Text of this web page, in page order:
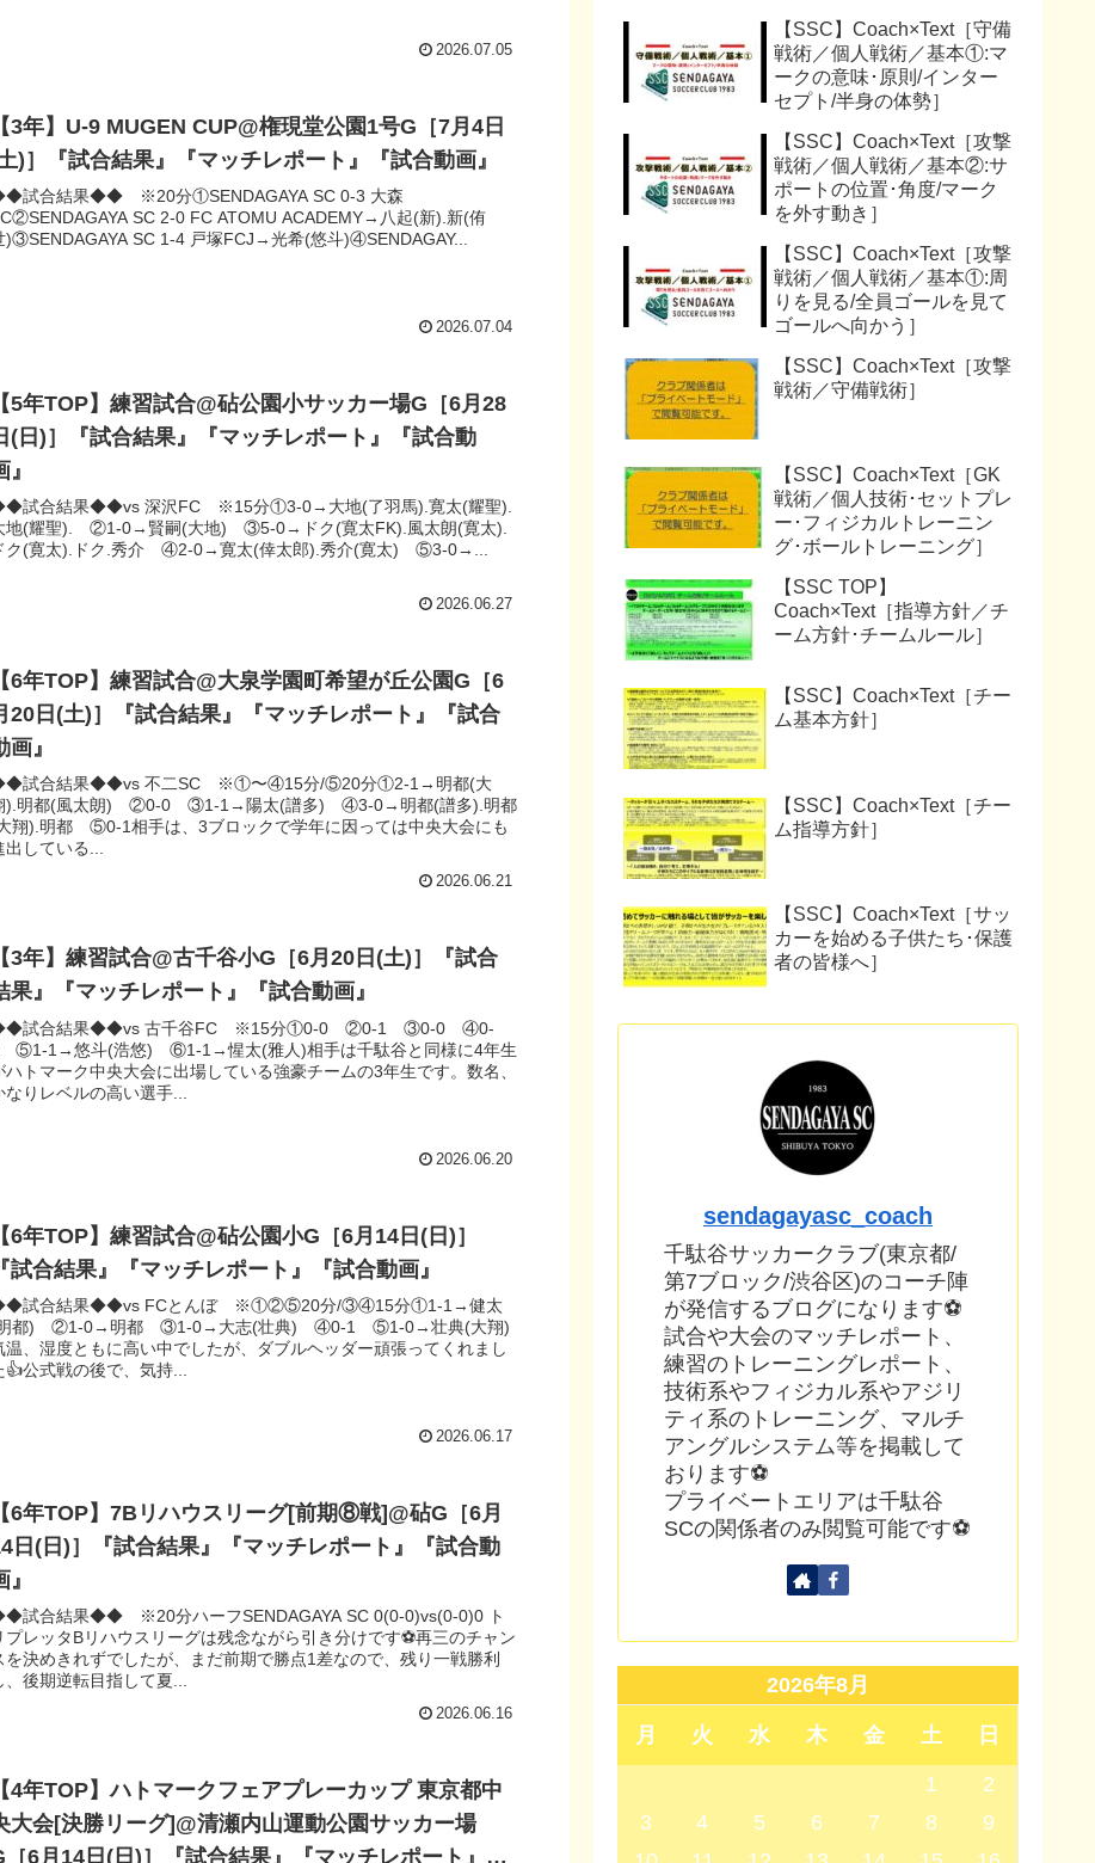
2026.07.05
【3年】U-9 MUGEN CUP@権現堂公園1号G［7月4日
)］『試合結果』『マッチレポート』『試合動画』
試合結果◆◆ ※20分①SENDAGAYA SC 0-3 大森
SC 2-0 FC ATOMU ACADEMY→八起(新).新(侑
)③SENDAGAYA SC 1-4 戸塚FCJ→光希(悠斗)④SENDAGAY...
2026.07.04
【5年TOP】練習試合@砧公園小サッカー場G［6月28
(日)］『試合結果』『マッチレポート』『試合動
』
試合結果◆◆vs 深沢FC ※15分①3-0→大地(了羽馬).寛太(耀聖).
地(耀聖). ②1-0→賢嗣(大地) ③5-0→ドク(寛太FK).風太朗(寛太).
ク(寛太).ドク.秀介 ④2-0→寛太(倖太郎).秀介(寛太) ⑤3-0→...
2026.06.27
【6年TOP】練習試合@大泉学園町希望が丘公園G［6
20日(土)］『試合結果』『マッチレポート』『試合
画』
試合結果◆◆vs 不二SC ※①〜④15分/⑤20分①2-1→明都(大
).明都(風太朗) ②0-0 ③1-1→陽太(譜多) ④3-0→明都(譜多).明都
翔).明都 ⑤0-1相手は、3ブロックで学年に因っては中央大会にも
出している...
2026.06.21
【3年】練習試合@古千谷小G［6月20日(土)］『試合
果』『マッチレポート』『試合動画』
試合結果◆◆vs 古千谷FC ※15分①0-0 ②0-1 ③0-0 ④0-
⑤1-1→悠斗(浩悠) ⑥1-1→惺太(雅人)相手は千駄谷と同様に4年生
ハトマーク中央大会に出場している強豪チームの3年生です。数名、
なりレベルの高い選手...
2026.06.20
【6年TOP】練習試合@砧公園小G［6月14日(日)］
『試合結果』『マッチレポート』『試合動画』
試合結果◆◆vs FCとんぼ ※①②⑤20分/③④15分①1-1→健太
都) ②1-0→明都 ③1-0→大志(壮典) ④0-1 ⑤1-0→壮典(大翔)
温、湿度ともに高い中でしたが、ダブルヘッダー頑張ってくれまし
👍公式戦の後で、気持...
2026.06.17
【6年TOP】7Bリハウスリーグ[前期⑧戦]@砧G［6月
日(日)］『試合結果』『マッチレポート』『試合動
』
試合結果◆◆ ※20分ハーフSENDAGAYA SC 0(0-0)vs(0-0)0 ト
プレッタBリハウスリーグは残念ながら引き分けです⚽️再三のチャン
を決めきれずでしたが、まだ前期で勝点1差なので、残り一戦勝利
、後期逆転目指して夏...
2026.06.16
【4年TOP】ハトマークフェアプレーカップ 東京都中
大会[決勝リーグ]@清瀬内山運動公園サッカー場
［6月14日(日)］『試合結果』『マッチレポート』
【SSC】Coach×Text［守備
戦術／個人戦術／基本①:マ
ークの意味･原則/インター
セプト/半身の体勢］
【SSC】Coach×Text［攻撃
戦術／個人戦術／基本②:サ
ポートの位置･角度/マーク
を外す動き］
【SSC】Coach×Text［攻撃
戦術／個人戦術／基本①:周
りを見る/全員ゴールを見て
ゴールへ向かう］
【SSC】Coach×Text［攻撃
戦術／守備戦術］
【SSC】Coach×Text［GK
戦術／個人技術･セットプレ
ー･フィジカルトレーニン
グ･ボールトレーニング］
【SSC TOP】
Coach×Text［指導方針／チ
ーム方針･チームルール］
【SSC】Coach×Text［チー
ム基本方針］
【SSC】Coach×Text［チー
ム指導方針］
【SSC】Coach×Text［サッ
カーを始める子供たち･保護
者の皆様へ］
sendagayasc_coach
千駄谷サッカークラブ(東京都/
第7ブロック/渋谷区)のコーチ陣
が発信するブログになります⚽
試合や大会のマッチレポート、
練習のトレーニングレポート、
技術系やフィジカル系やアジリ
ティ系のトレーニング、マルチ
アングルシステム等を掲載して
おります⚽
プライベートエリアは千駄谷
SCの関係者のみ閲覧可能です⚽
2026年8月
月 火 水 木 金 土 日
1
2
3
4 5 6 7 8
9